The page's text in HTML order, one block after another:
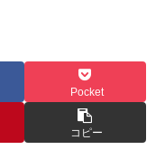
Pocket
コピー